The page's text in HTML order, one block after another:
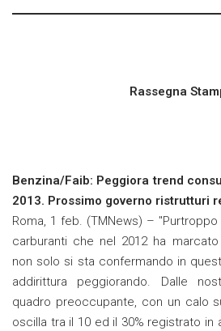
Rassegna
Benzina/Faib: Peggiora trend
2013. Prossimo governo ristrutturi
Roma, 1 feb. (TMNews) –
carburanti che nel 2012 ha
non solo si sta confermando in
addirittura peggiorando. Dalle
quadro preoccupante, con un calo
oscilla tra il 10 ed il 30% registrato in